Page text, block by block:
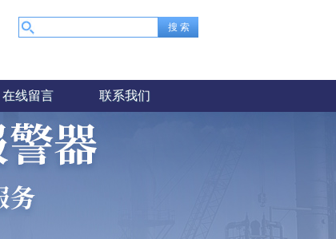
在线留言 联系我们